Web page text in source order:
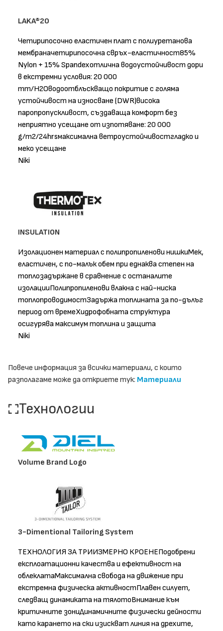
LAKA®20
Четирипосочно еластичен плат с полиуретанова
мембраначетирипосочна свръх-еластичност85%
Nylon + 15% Spandexотлична водоустойчивост дори
в екстремни условия: 20 000
mm/H2Oводоотблъскващо покритие с голяма
устойчивост на износване (DWR)висока
паропропускливост, създаваща комфорт без
неприятно усещане от изпотяване: 20 000
g/m2/24hrsмаксимална ветроустойчивостгладко и
меко усещане
Niki
INSULATION
Изолационен материал с полипропиленови нишкиМек,
еластичен, с по-малък обем при еднаква степен на
топлозадържане в сравнение с останалите
изолацииПолипропиленови влакна с най-ниска
топлопроводимостЗадържа топлината за по-дълъг
период от времеХидрофобната структура
осигурява максимум топлина и защита
Niki
Повече информация за всички материали, с които
разполагаме може да откриете тук: Материали
Технологии
Volume Brand Logo
3-Dimentional Tailoring System
ТЕХНОЛОГИЯ ЗА ТРИИЗМЕРНО КРОЕНЕПодобрени
експлоатационни качества и ефективност на
облеклатаМаксимална свобода на движение при
екстремна физическа активностПлавен силует,
следващ динамиката на тялотоВнимание към
критичните зониДинамичните физически дейности
като карането на ски изискват линия на дрехите,